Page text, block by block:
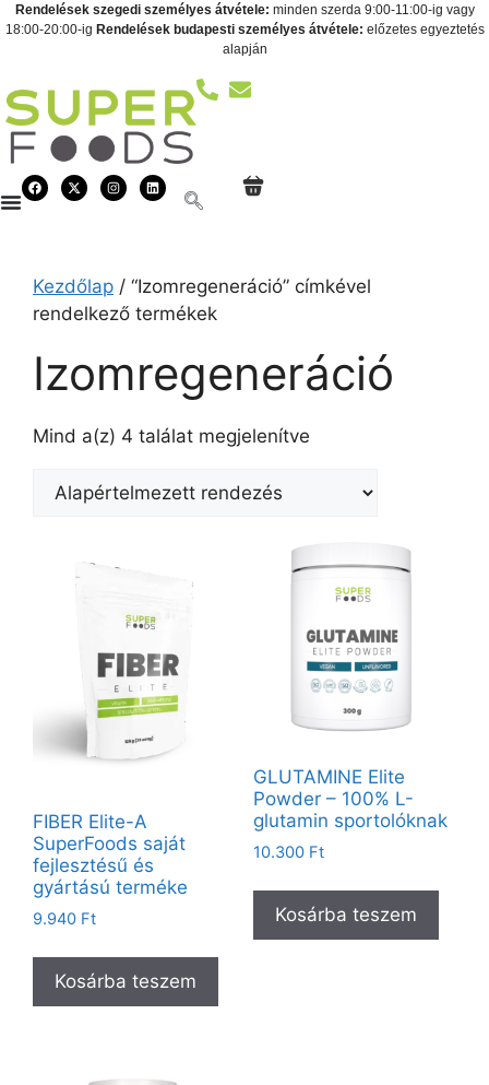
Rendelések szegedi személyes átvétele: minden szerda 9:00-11:00-ig vagy
18:00-20:00-ig Rendelések budapesti személyes átvétele: előzetes egyeztetés
alapján
Kezdőlap / “Izomregeneráció” címkével
rendelkező termékek
Izomregeneráció
Mind a(z) 4 találat megjelenítve
FIBER Elite-A
SuperFoods saját
fejlesztésű és
gyártású terméke
9.940 Ft
Kosárba teszem
GLUTAMINE Elite
Powder – 100% L-
glutamin sportolóknak
10.300 Ft
Kosárba teszem